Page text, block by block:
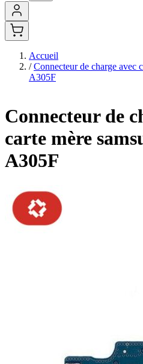
Accueil
/ Connecteur de charge avec
A305F
Connecteur de
carte mère
A305F